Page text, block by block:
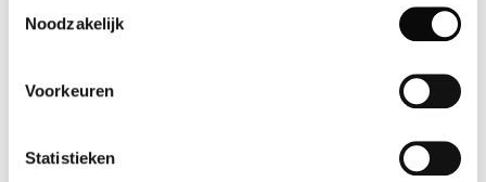
Noodzakelijk
Voorkeuren
Statistieken
AUG AUG